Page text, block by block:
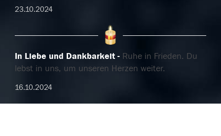
23.10.2024
In Liebe und Dankbarkeit
Ruhe in Frieden. Du
lebst in uns, um unseren Herzen weiter.
16.10.2024